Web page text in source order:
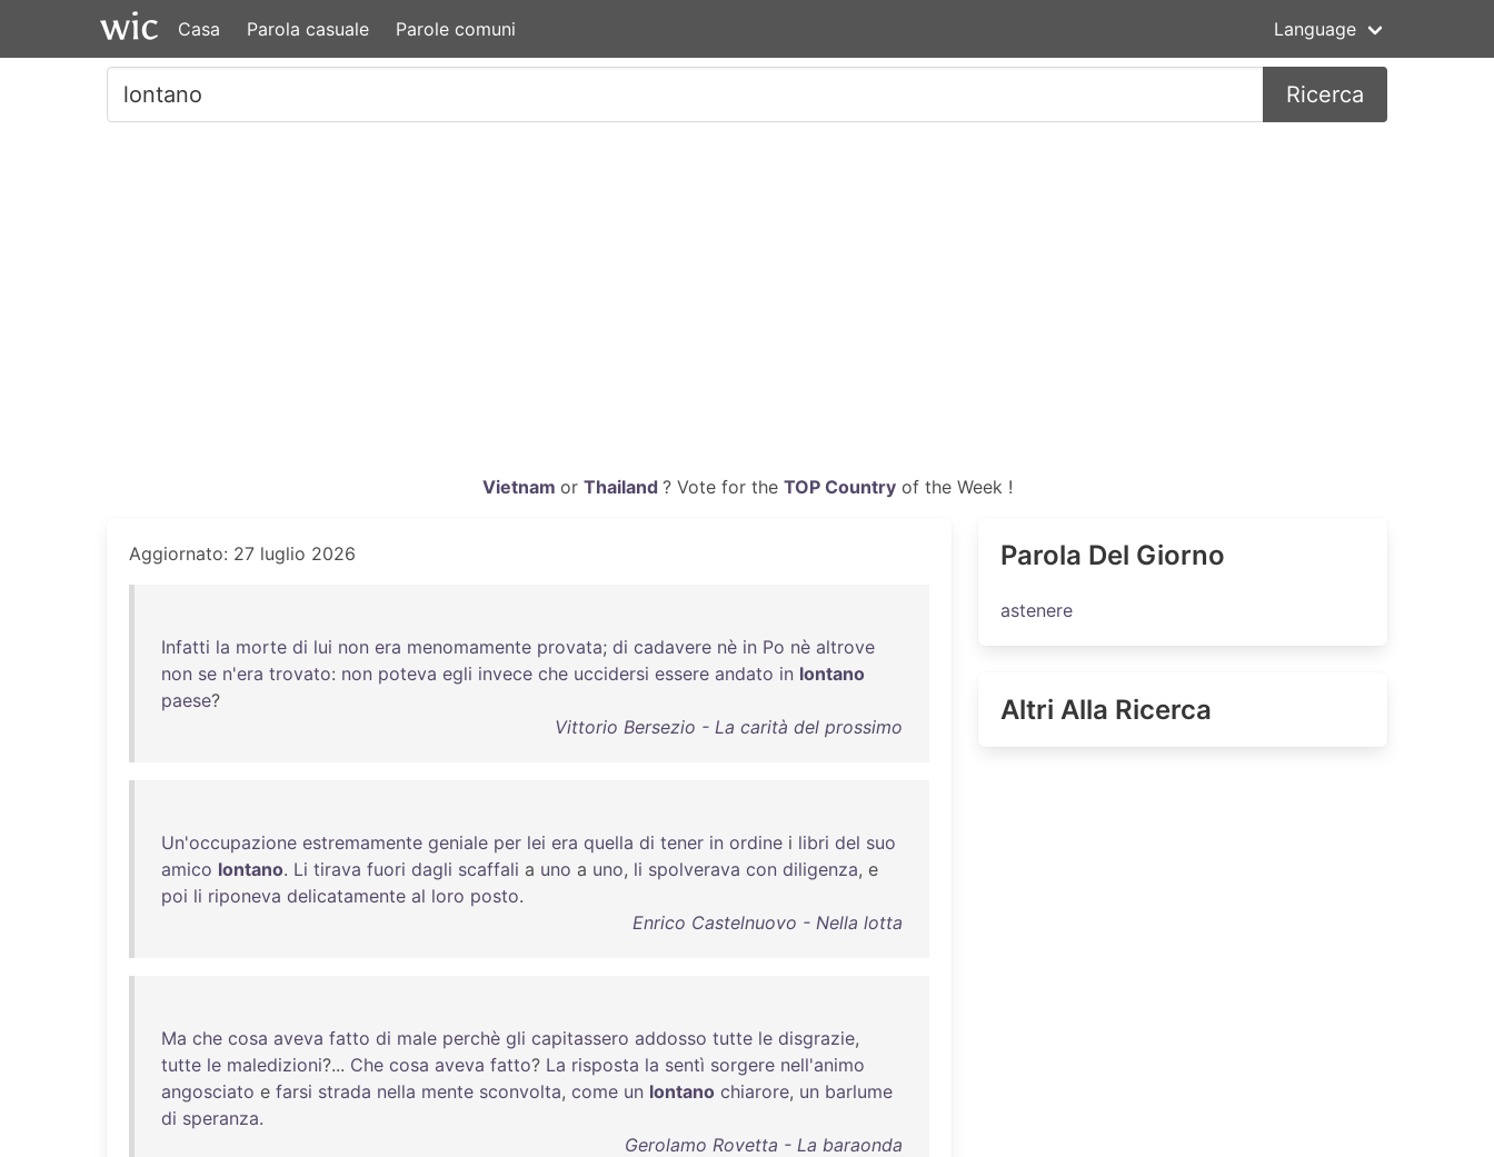
Casa Parola casuale Parole comuni Language
Ricerca
Vietnam or Thailand ? Vote for the TOP Countryof the Week !
Aggiornato: 27 luglio 2026
Infatti la morte di lui non era menomamente provata; di cadavere nè in Po nè altrove
non se n'era trovato: non poteva egli invece che uccidersi essere andato in lontano
paese?
Vittorio Bersezio - La carità del prossimo
Un'occupazione estremamente geniale per lei era quella di tener in ordine i libri del suo
amico lontano. Li tirava fuori dagli scaffali a uno a uno, li spolverava con diligenza, e
poi li riponeva delicatamente al loro posto.
Enrico Castelnuovo - Nella lotta
Ma che cosa aveva fatto di male perchè gli capitassero addosso tutte le disgrazie,
tutte le maledizioni?... Che cosa aveva fatto? La risposta la sentì sorgere nell'animo
angosciato e farsi strada nella mente sconvolta, come un lontano chiarore, un barlume
di speranza.
Gerolamo Rovetta - La baraonda
Parola Del Giorno
astenere
Altri Alla Ricerca